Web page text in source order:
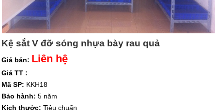
Kệ sắt V đỡ sóng nhựa bày rau quả
Giá bán: Liên hệ
Giá TT :
Mã SP: KKH18
Bảo hành: 5 năm
Kích thước: Tiêu chuẩn